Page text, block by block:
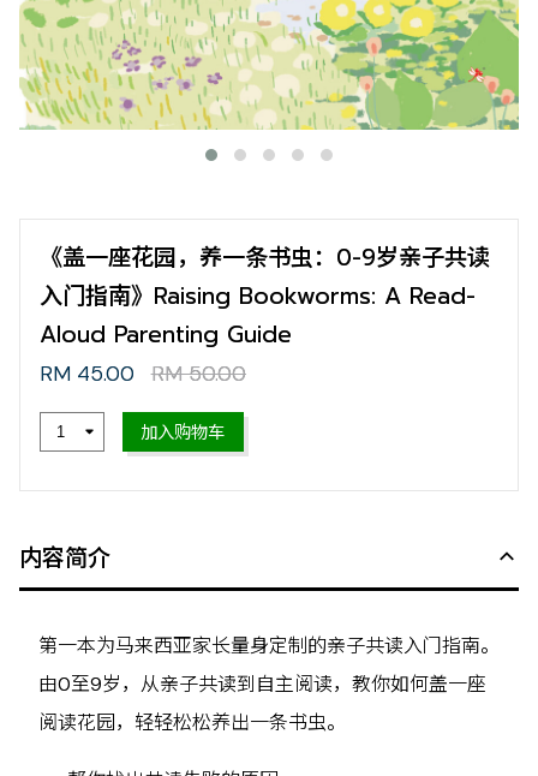
《盖一座花园，养一条书虫：0-9岁亲子共读
入门指南》Raising Bookworms: A Read-
Aloud Parenting Guide
RM 45.00 RM 50.00
加入购物车
内容简介
第一本为马来西亚家长量身定制的亲子共读入门指南。
由0至9岁，从亲子共读到自主阅读，教你如何盖一座
阅读花园，轻轻松松养出一条书虫。